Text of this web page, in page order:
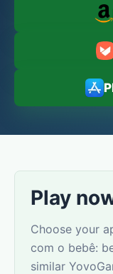
Play
Choose your
com o bebê:
similar